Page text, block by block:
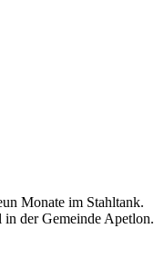
Monate im Stahltank.
in der Gemeinde Apetlon.